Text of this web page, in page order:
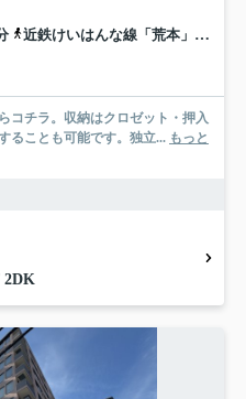
近鉄けいはんな線「荒本」駅 徒歩18分
コチラ。収納はクロゼット・押入
ることも可能です。独立... もっと
2DK